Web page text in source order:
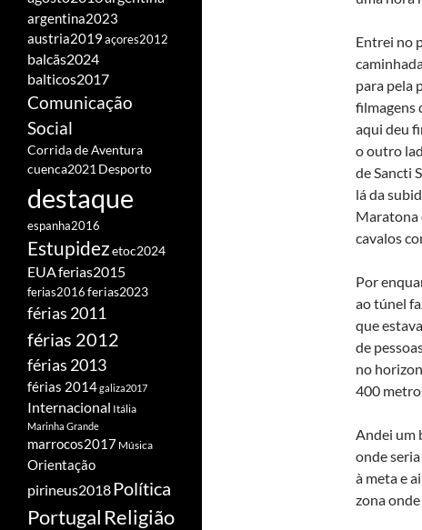
Entrei no
para pela
filmagens
aqui deu
o outro
de Sancti
lá da
Maratona
cavalos
Por
ao túnel
que
de
no
400
Andei um
onde
à meta e
zona
argentina2023
austria2019açores2012
balcãs2024
balticos2017
Comunicação
Social
Corrida de Aventura
cuenca2021 Desporto
destaque
espanha2016
Estupidezetoc2024
EUAferias2015
ferias2016ferias2023
férias 2011
férias 2012
férias 2013
férias 2014galiza2017
Internacional Itália
Marinha Grande
marrocos2017 Música
Orientação
pirineus2018 Política
Portugal Religião